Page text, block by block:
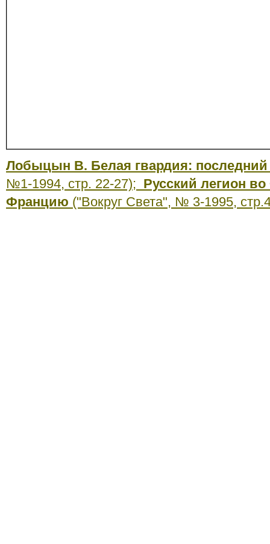
Лобыцын В. Белая гвардия:
№1-1994, стр. 22-27); Русский легион
Францию ("Вокруг Света", № 3-1995,